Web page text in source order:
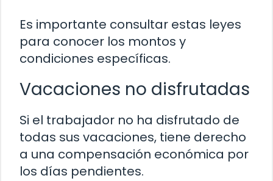
Es importante consultar estas leyes
para conocer los montos y
condiciones específicas.
Vacaciones no disfrutadas
Si el trabajador no ha disfrutado de
todas sus vacaciones, tiene derecho
a una compensación económica por
los días pendientes.